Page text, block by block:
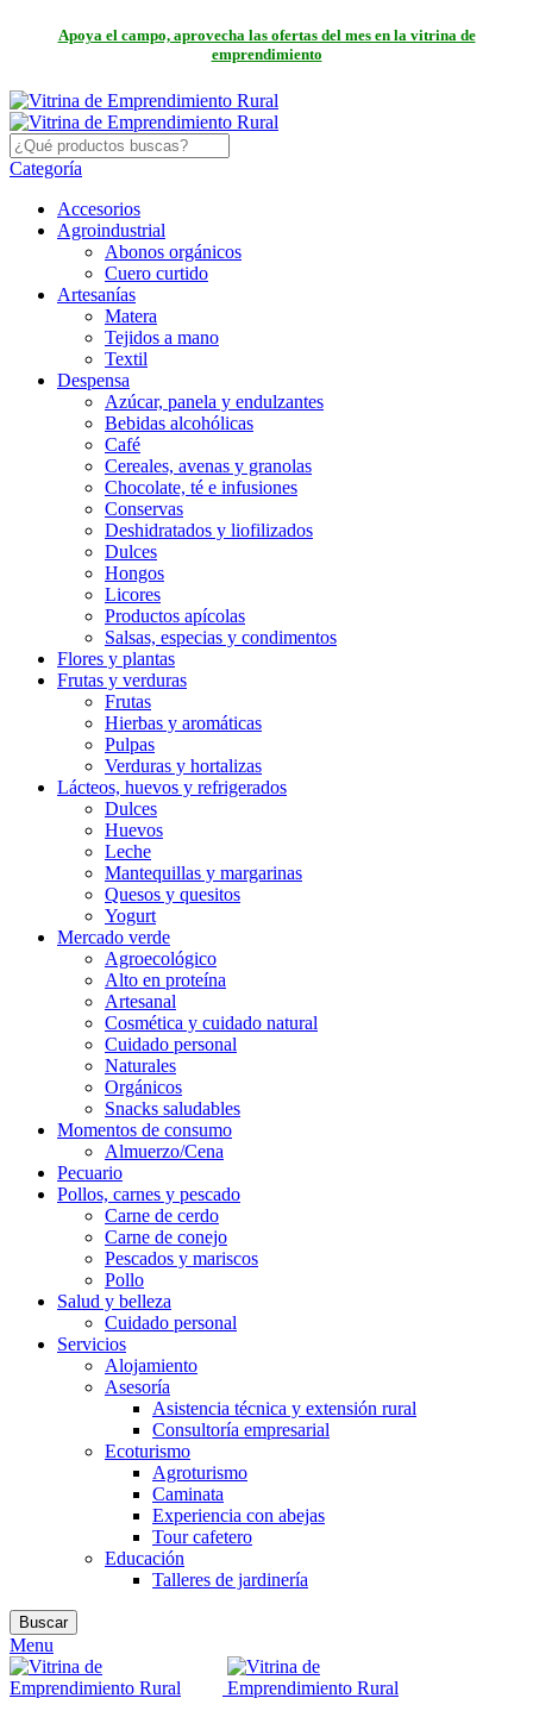
Apoya el campo, aprovecha las ofertas del mes en la vitrina de
emprendimiento
Categoría
Accesorios
Agroindustrial
Abonos orgánicos
Cuero curtido
Artesanías
Matera
Tejidos a mano
Textil
Despensa
Azúcar, panela y endulzantes
Bebidas alcohólicas
Café
Cereales, avenas y granolas
Chocolate, té e infusiones
Conservas
Deshidratados y liofilizados
Dulces
Hongos
Licores
Productos apícolas
Salsas, especias y condimentos
Flores y plantas
Frutas y verduras
Frutas
Hierbas y aromáticas
Pulpas
Verduras y hortalizas
Lácteos, huevos y refrigerados
Dulces
Huevos
Leche
Mantequillas y margarinas
Quesos y quesitos
Yogurt
Mercado verde
Agroecológico
Alto en proteína
Artesanal
Cosmética y cuidado natural
Cuidado personal
Naturales
Orgánicos
Snacks saludables
Momentos de consumo
Almuerzo/Cena
Pecuario
Pollos, carnes y pescado
Carne de cerdo
Carne de conejo
Pescados y mariscos
Pollo
Salud y belleza
Cuidado personal
Servicios
Alojamiento
Asesoría
Asistencia técnica y extensión rural
Consultoría empresarial
Ecoturismo
Agroturismo
Caminata
Experiencia con abejas
Tour cafetero
Educación
Talleres de jardinería
Buscar
Menu